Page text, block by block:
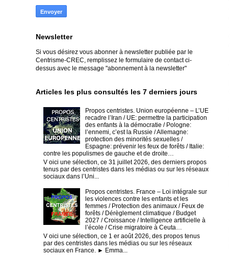
Newsletter
Si vous désirez vous abonner à newsletter publiée par le
Centrisme-CREC, remplissez le formulaire de contact ci-
dessus avec le message "abonnement à la newsletter"
Articles les plus consultés les 7 derniers jours
Propos centristes. Union européenne – L’UE
recadre l’Iran / UE: permettre la participation
des enfants à la démocratie / Pologne:
l’ennemi, c’est la Russie / Allemagne:
protection des minorités sexuelles /
Espagne: prévenir les feux de forêts / Italie:
contre les populismes de gauche et de droite…
V oici une sélection, ce 31 juillet 2026, des derniers propos
tenus par des centristes dans les médias ou sur les réseaux
sociaux dans l’Uni...
Propos centristes. France – Loi intégrale sur
les violences contre les enfants et les
femmes / Protection des animaux / Feux de
forêts / Dérèglement climatique / Budget
2027 / Croissance / Intelligence artificielle à
l’école / Crise migratoire à Ceuta…
V oici une sélection, ce 1 er août 2026, des propos tenus
par des centristes dans les médias ou sur les réseaux
sociaux en France. ► Emma...